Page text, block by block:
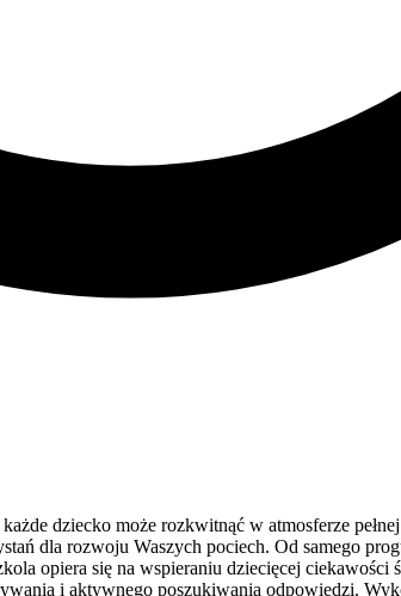
dziecko może rozkwitnąć w atmosferze
dla rozwoju Waszych pociech. Od samego
opiera się na wspieraniu dziecięcej
i aktywnego poszukiwania odpowiedzi.